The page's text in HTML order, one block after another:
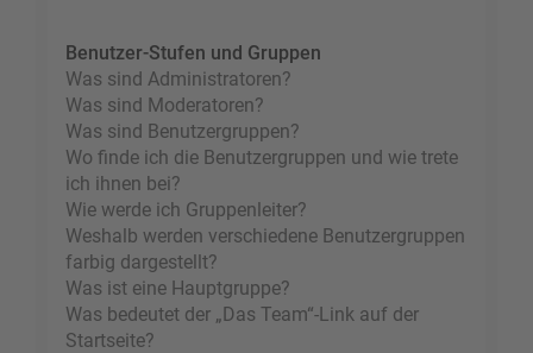
Benutzer-Stufen und Gruppen
Was sind Administratoren?
Was sind Moderatoren?
Was sind Benutzergruppen?
Wo finde ich die Benutzergruppen und wie trete
ich ihnen bei?
Wie werde ich Gruppenleiter?
Weshalb werden verschiedene Benutzergruppen
farbig dargestellt?
Was ist eine Hauptgruppe?
Was bedeutet der „Das Team“-Link auf der
Startseite?